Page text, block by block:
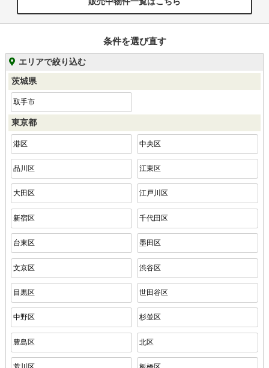
条件を選び直す
エリアで絞り込む
茨城県
取手市
東京都
港区 中央区
品川区 江東区
大田区 江戸川区
新宿区 千代田区
台東区 墨田区
文京区 渋谷区
目黒区 世田谷区
中野区 杉並区
豊島区 北区